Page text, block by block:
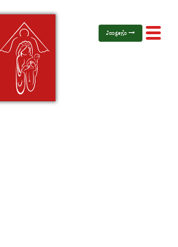
Toggle
Jongerlo